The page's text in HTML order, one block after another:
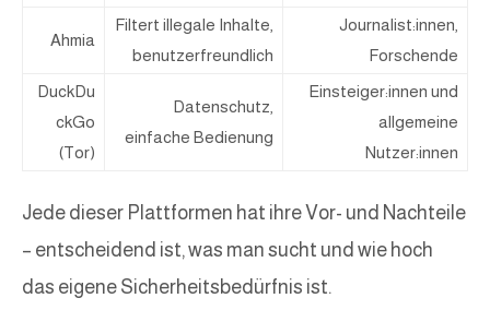
Ahmia
Filtert illegale Inhalte,
benutzerfreundlich
Journalist:innen,
Forschende
DuckDu
ckGo
(Tor)
Datenschutz,
einfache Bedienung
Einsteiger:innen und
allgemeine
Nutzer:innen
Jede dieser Plattformen hat ihre Vor- und Nachteile
– entscheidend ist, was man sucht und wie hoch
das eigene Sicherheitsbedürfnis ist.